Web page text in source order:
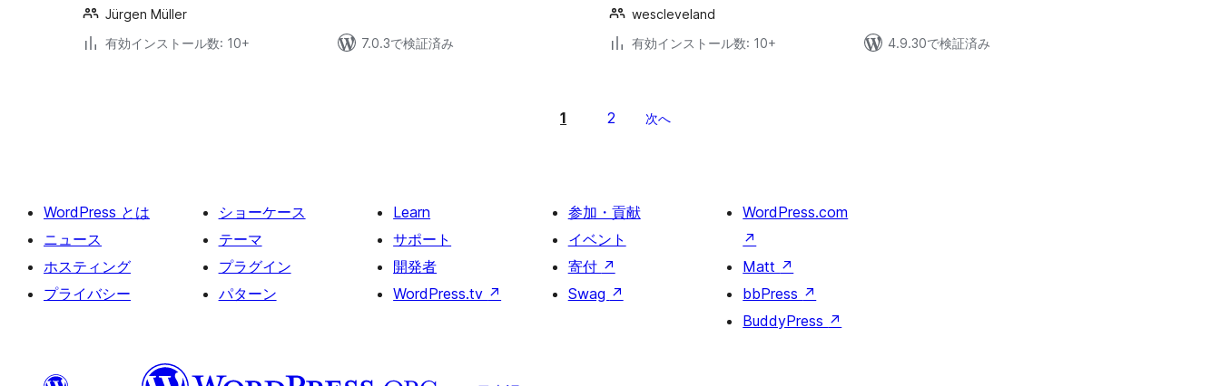
Jürgen Müller
有効インストール数: 10+
7.0.3で検証済み
wescleveland
有効インストール数: 10+
4.9.30で検証済み
ジ
送
り
1 2 次へ
WordPress とは
ニュース
ホスティング
プライバシー
ショーケース
テーマ
プラグイン
パターン
Learn
サポート
開発者
WordPress.tv ↗
参加・貢献
イベント
寄付 ↗
Swag ↗
WordPress.com
↗
Matt ↗
bbPress ↗
BuddyPress ↗